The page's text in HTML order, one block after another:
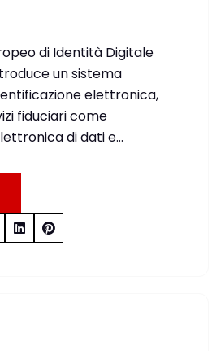
di Identità Digitale
un sistema
elettronica,
fiduciari come
di dati e…